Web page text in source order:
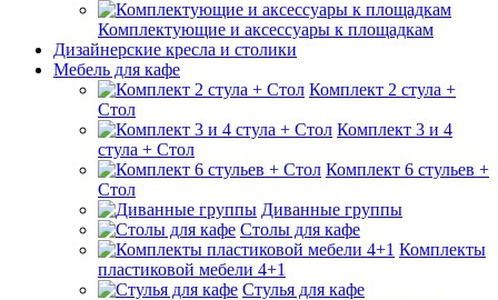
Комплектующие и аксессуары к площадкам
Дизайнерские кресла и столики
Мебель для кафе
Комплект 2 стула +
Стол
Комплект 3 и 4
стула + Стол
Комплект 6 стульев +
Стол
Диванные группы
Столы для кафе
Комплекты
пластиковой мебели 4+1
Стулья для кафе